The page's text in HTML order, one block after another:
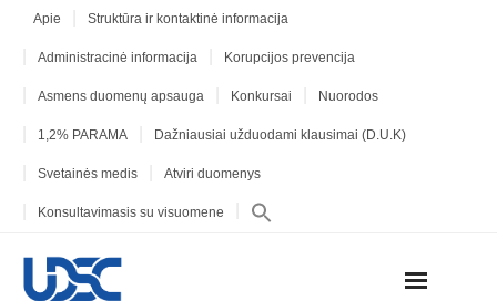
Apie Struktūra ir kontaktinė informacija
Administracinė informacija Korupcijos prevencija
Asmens duomenų apsauga Konkursai Nuorodos
1,2% PARAMA Dažniausiai užduodami klausimai (D.U.K)
Svetainės medis Atviri duomenys
Konsultavimasis su visuomene